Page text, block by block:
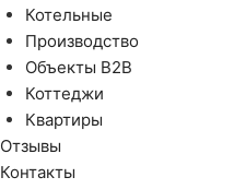
Котельные
Производство
Объекты В2В
Коттеджи
Квартиры
Отзывы
Контакты